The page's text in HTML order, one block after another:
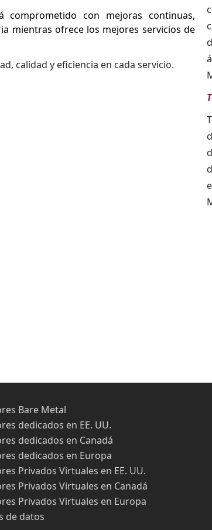
comprometido con mejoras continuas,
mientras ofrece los mejores servicios de
calidad y eficiencia en cada servicio.
Bare Metal
dedicados en EE. UU.
dedicados en Canadá
dedicados en Europa
Privados Virtuales en EE. UU.
Privados Virtuales en Canadá
Privados Virtuales en Europa
de datos